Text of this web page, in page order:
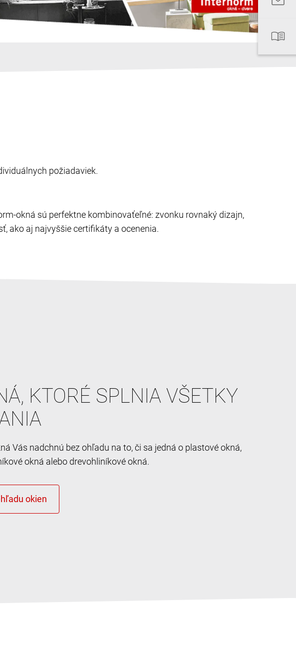
požiadaviek.
okná sú perfektne kombinovaťeľné: zvonku rovnaký dizajn,
ako aj najvyššie certifikáty a ocenenia.
KTORÉ SPLNIA VŠETKY
Vás nadchnú bez ohľadu na to, či sa jedná o plastové okná,
okná alebo drevohliníkové okná.